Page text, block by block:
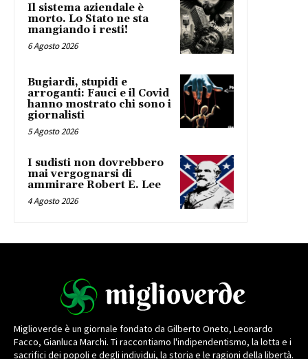
Il sistema aziendale è
morto. Lo Stato ne sta
mangiando i resti!
6 Agosto 2026
Bugiardi, stupidi e
arroganti: Fauci e il Covid
hanno mostrato chi sono i
giornalisti
5 Agosto 2026
I sudisti non dovrebbero
mai vergognarsi di
ammirare Robert E. Lee
4 Agosto 2026
Miglioverde è un giornale fondato da Gilberto Oneto, Leonardo
Facco, Gianluca Marchi. Ti raccontiamo l'indipendentismo, la lotta e i
sacrifici dei popoli e degli individui, la storia e le ragioni della libertà.